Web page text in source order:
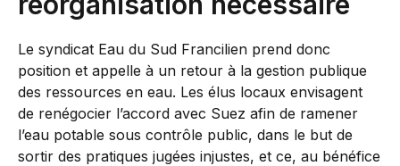
Le syndicat Eau du Sud Francilien prend donc
position et appelle à un retour à la gestion publique
des ressources en eau. Les élus locaux envisagent
de renégocier l’accord avec Suez afin de ramener
l’eau potable sous contrôle public, dans le but de
sortir des pratiques jugées injustes, et ce, au bénéfice